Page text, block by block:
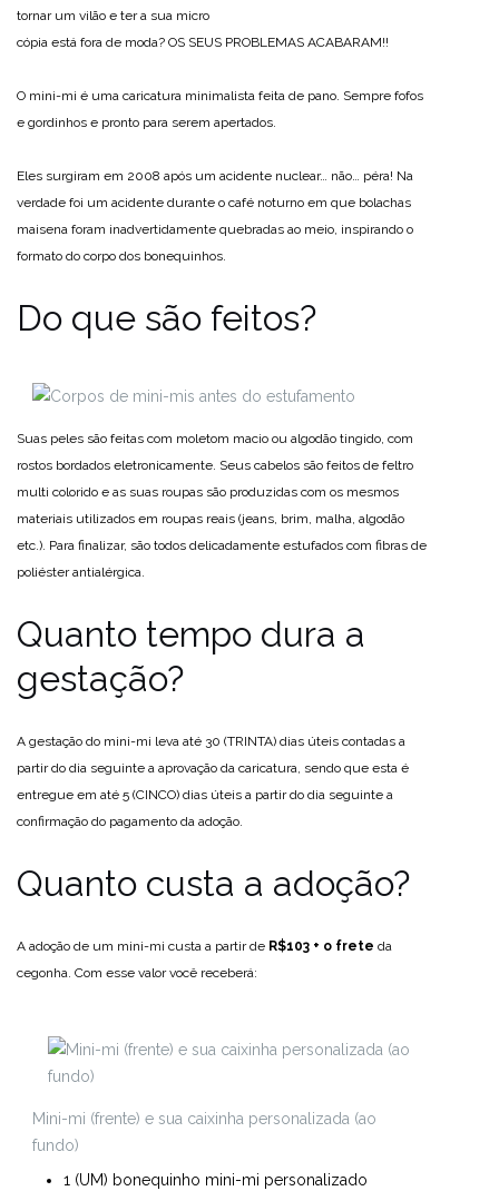
tornar um vilão e ter a sua micro
cópia está fora de moda? OS SEUS PROBLEMAS ACABARAM!!
O mini-mi é uma caricatura minimalista feita de pano. Sempre fofos
e gordinhos e pronto para serem apertados.
Eles surgiram em 2008 após um acidente nuclear… não… péra! Na
verdade foi um acidente durante o café noturno em que bolachas
maisena foram inadvertidamente quebradas ao meio, inspirando o
formato do corpo dos bonequinhos.
Do que são feitos?
Suas peles são feitas com moletom macio ou algodão tingido, com
rostos bordados eletronicamente. Seus cabelos são feitos de feltro
multi colorido e as suas roupas são produzidas com os mesmos
materiais utilizados em roupas reais (jeans, brim, malha, algodão
etc.). Para finalizar, são todos delicadamente estufados com fibras de
poliéster antialérgica.
Quanto tempo dura a
gestação?
A gestação do mini-mi leva até 30 (TRINTA) dias úteis contadas a
partir do dia seguinte a aprovação da caricatura, sendo que esta é
entregue em até 5 (CINCO) dias úteis a partir do dia seguinte a
confirmação do pagamento da adoção.
Quanto custa a adoção?
A adoção de um mini-mi custa a partir de R$103 + o frete da
cegonha. Com esse valor você receberá:
Mini-mi (frente) e sua caixinha personalizada (ao
fundo)
1 (UM) bonequinho mini-mi personalizado